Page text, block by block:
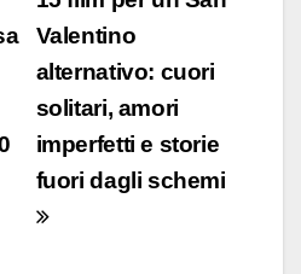
vi
di
Valentino
alternativo: cuori
solitari, amori
imperfetti e storie
fuori dagli schemi